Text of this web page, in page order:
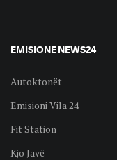
EMISIONE NEWS24
Autoktonët
Emisioni Vila 24
Fit Station
Kjo Javë